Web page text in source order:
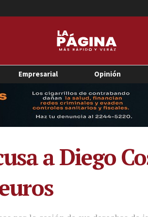
Empresarial Opinión
a Diego